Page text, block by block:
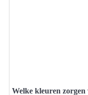
Welke kleuren